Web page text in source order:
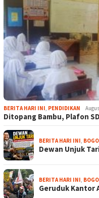
BERITA HARI INI, PENDIDIKAN
Ditopang Bambu, Plafon
BERITA HARI INI,
Dewan Unjuk
BERITA HARI INI,
Geruduk Kantor